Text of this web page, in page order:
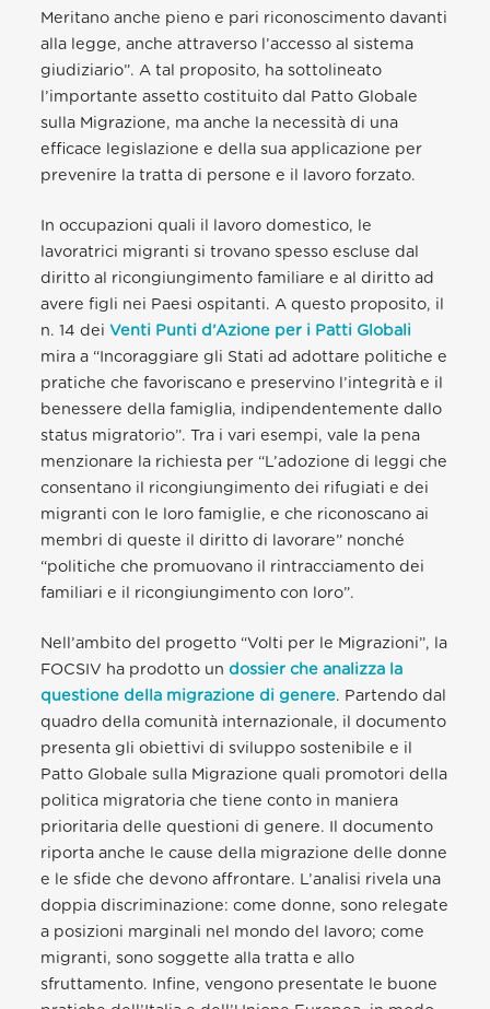
Meritano anche pieno e pari riconoscimento davanti
alla legge, anche attraverso l’accesso al sistema
giudiziario”. A tal proposito, ha sottolineato
l’importante assetto costituito dal Patto Globale
sulla Migrazione, ma anche la necessità di una
efficace legislazione e della sua applicazione per
prevenire la tratta di persone e il lavoro forzato.
In occupazioni quali il lavoro domestico, le
lavoratrici migranti si trovano spesso escluse dal
diritto al ricongiungimento familiare e al diritto ad
avere figli nei Paesi ospitanti. A questo proposito, il
n. 14 deiVenti Punti d’Azione per i Patti Globali
mira a “Incoraggiare gli Stati ad adottare politiche e
pratiche che favoriscano e preservino l’integrità e il
benessere della famiglia, indipendentemente dallo
status migratorio”. Tra i vari esempi, vale la pena
menzionare la richiesta per “L’adozione di leggi che
consentano il ricongiungimento dei rifugiati e dei
migranti con le loro famiglie, e che riconoscano ai
membri di queste il diritto di lavorare” nonché
“politiche che promuovano il rintracciamento dei
familiari e il ricongiungimento con loro”.
Nell’ambito del progetto “Volti per le Migrazioni”, la
FOCSIV ha prodotto undossier che analizza la
questione della migrazione di genere. Partendo dal
quadro della comunità internazionale, il documento
presenta gli obiettivi di sviluppo sostenibile e il
Patto Globale sulla Migrazione quali promotori della
politica migratoria che tiene conto in maniera
prioritaria delle questioni di genere. Il documento
riporta anche le cause della migrazione delle donne
e le sfide che devono affrontare. L’analisi rivela una
doppia discriminazione: come donne, sono relegate
a posizioni marginali nel mondo del lavoro; come
migranti, sono soggette alla tratta e allo
sfruttamento. Infine, vengono presentate le buone